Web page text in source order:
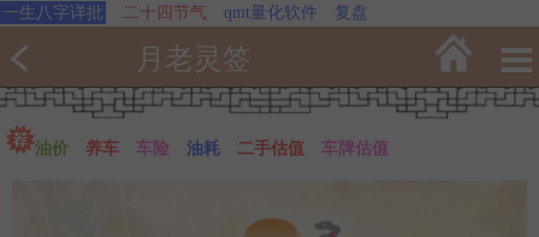
一生八字详批 二十四节气 qmt量化软件 复盘
月老灵签
油价 养车 车险 油耗 二手估值 车牌估值